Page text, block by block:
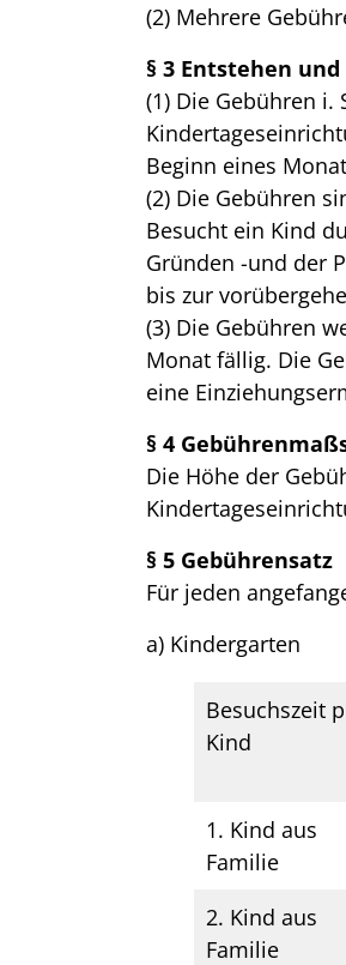
(2) Mehrere
§ 3 Entstehen
(1) Die Gebühren
Beginn eines
(2) Die Gebühren
Besucht ein Kind
Gründen -und der
bis zur
(3) Die Gebühren
Monat fällig. Die
eine
§ 4
Die Höhe der
§ 5 Gebührensatz
Für jeden
a) Kindergarten
Besuchszeit
Kind
1. Kind aus
Familie
2. Kind aus
Familie